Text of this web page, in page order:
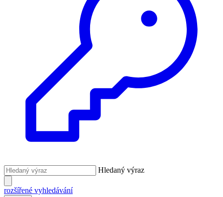
Hledaný výraz
rozšířené vyhledávání